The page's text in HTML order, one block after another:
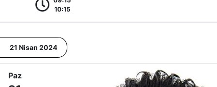
10:15
21 Nisan 2024
Paz
2026© BWANS®